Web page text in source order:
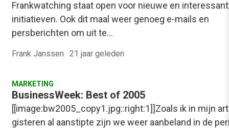
Frankwatching staat open voor nieuwe en
initiatieven. Ook dit maal weer genoeg e-mails en
persberichten om uit te…
Frank Janssen · 21 jaar geleden
MARKETING
BusinessWeek: Best of 2005
[[image:bw2005_copy1.jpg::right:1]]Zoals ik in mijn
gisteren al aanstipte zijn we weer aanbeland in de